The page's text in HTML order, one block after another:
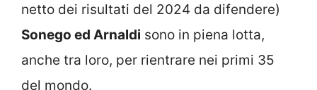
netto dei risultati del 2024 da difendere)
Sonego ed Arnaldi sono in piena lotta,
anche tra loro, per rientrare nei primi 35
del mondo.